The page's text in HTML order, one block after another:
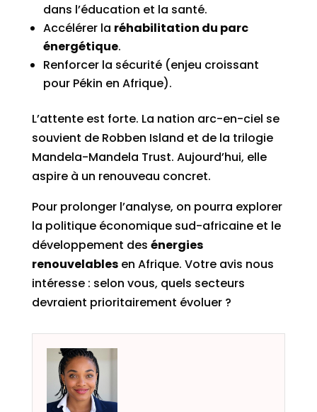
dans l’éducation et la santé.
Accélérer la réhabilitation du parc
énergétique.
Renforcer la sécurité (enjeu croissant
pour Pékin en Afrique).
L’attente est forte. La nation arc-en-ciel se
souvient de Robben Island et de la trilogie
Mandela-Mandela Trust. Aujourd’hui, elle
aspire à un renouveau concret.
Pour prolonger l’analyse, on pourra explorer
la politique économique sud-africaine et le
développement des énergies
renouvelablesen Afrique. Votre avis nous
intéresse : selon vous, quels secteurs
devraient prioritairement évoluer ?